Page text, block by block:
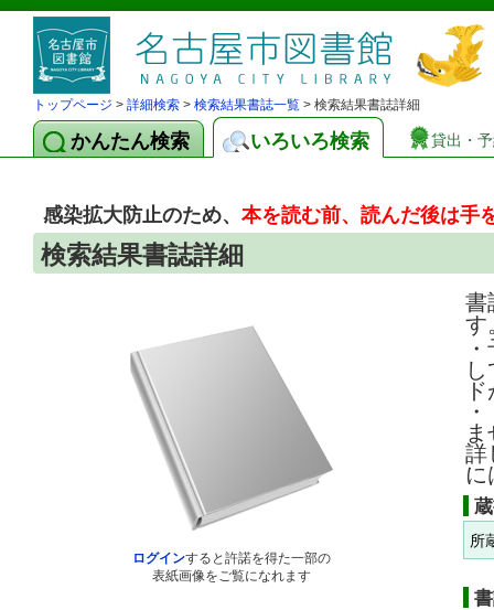
トップページ > 詳細検索 > 検索結果書誌一覧 > 検索結果書誌詳細
かんたん検索 いろいろ検索 貸出・
感染拡大防止のため、本を読む前、読んだ後は手
検索結果書誌詳細
ログインすると許諾を得た一部の
表紙画像をご覧になれます
書
す
詳
に
所